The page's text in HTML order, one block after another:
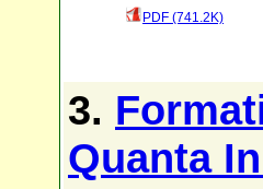
PDF (741.2K)
3.
Quanta